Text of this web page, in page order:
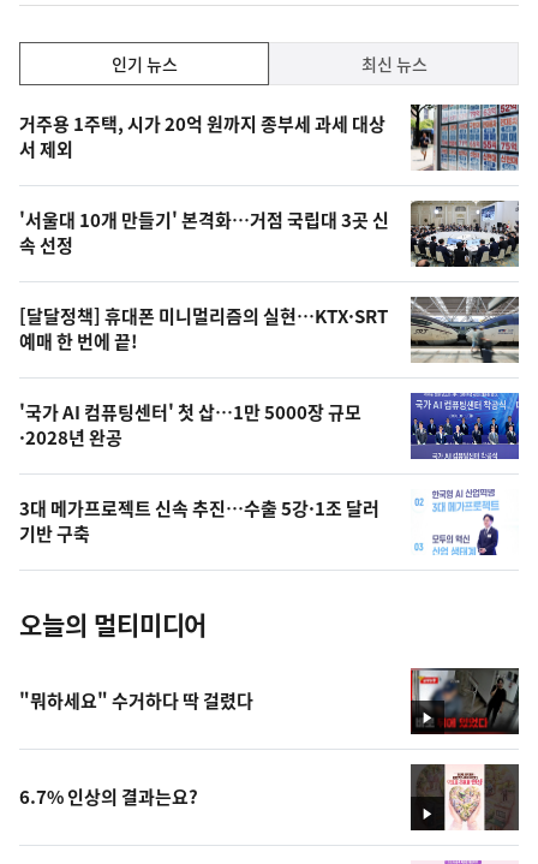
하
락
기,
최
신,
오
늘
의
영
상
오
의
사
진
인기 뉴스 최신 뉴스
기
뉴
스
거주용 1주택, 시가 20억 원까지 종부세 과세 대상
서 제외
'서울대 10개 만들기' 본격화…거점 국립대 3곳 신
속 선정
[달달정책] 휴대폰 미니멀리즘의 실현…KTX·SRT
예매 한 번에 끝!
'국가 AI 컴퓨팅센터' 첫 삽…1만 5000장 규모
·2028년 완공
3대 메가프로젝트 신속 추진…수출 5강·1조 달러
기반 구축
오늘의 멀티미디어
영
상
"뭐하세요" 수거하다 딱 걸렸다
영
상
6.7% 인상의 결과는요?